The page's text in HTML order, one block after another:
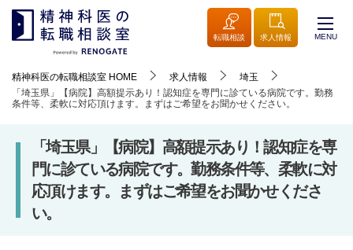
転職相談 求人情報 MENU
精神科医の転職相談室 HOME 求人情報
埼玉
「埼玉県」【病院】高額提示あり！認知症を専門に診ている病院です。勤務
条件等、柔軟に対応頂けます。まずはご希望をお聞かせください。
「埼玉県」【病院】高額提示あり！認知症を専
門に診ている病院です。勤務条件等、柔軟に対
応頂けます。まずはご希望をお聞かせくださ
い。